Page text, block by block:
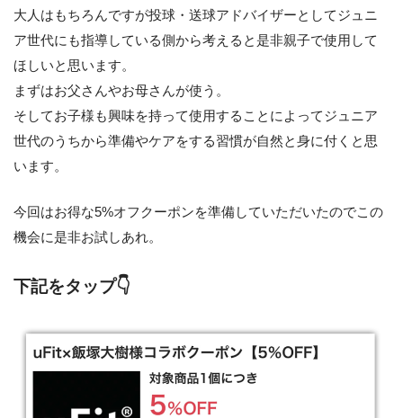
大人はもちろんですが投球・送球アドバイザーとしてジュニ
ア世代にも指導している側から考えると是非親子で使用して
ほしいと思います。
まずはお父さんやお母さんが使う。
そしてお子様も興味を持って使用することによってジュニア
世代のうちから準備やケアをする習慣が自然と身に付くと思
います。
今回はお得な5%オフクーポンを準備していただいたのでこの
機会に是非お試しあれ。
下記をタップ👇